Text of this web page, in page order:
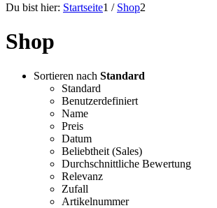
Du bist hier: Startseite1 / Shop2
Shop
Sortieren nach Standard
Standard
Benutzerdefiniert
Name
Preis
Datum
Beliebtheit (Sales)
Durchschnittliche Bewertung
Relevanz
Zufall
Artikelnummer